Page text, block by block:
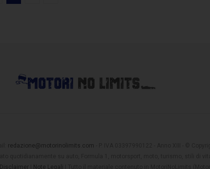
redazione@motorinolimits.com
Disclaimer Note Legali